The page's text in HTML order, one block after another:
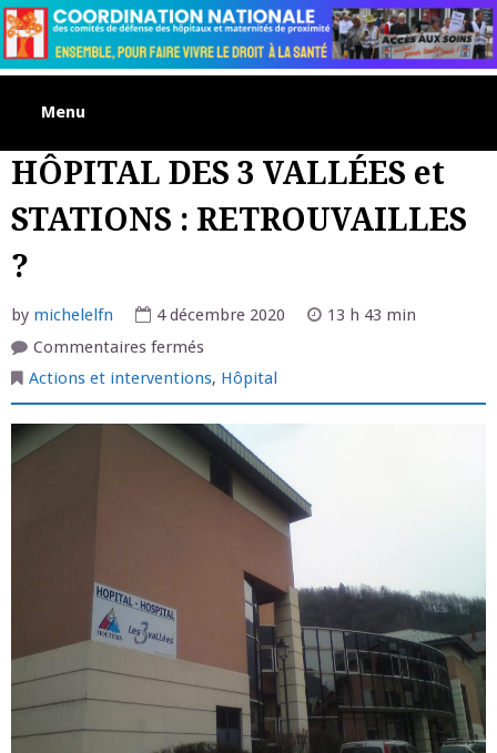
Skip
to
content
Menu
HÔPITAL DES 3 VALLÉES et
STATIONS : RETROUVAILLES
?
by michelelfn 4 décembre 2020
13 h 43 min
Commentaires ferméssur
DES
VALLÉES
et
STATIONS
:
RETROUVAILLES
?
Actions et interventions, Hôpital